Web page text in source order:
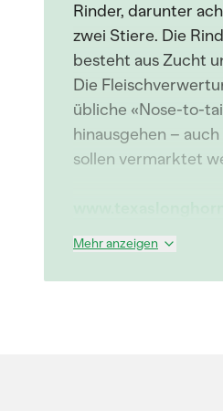
Rinder, darunter
zwei Stiere. Die
besteht aus Zucht
Die
übliche «Nose-to-
hinausgehen –
sollen vermarktet
Mehr anzeigen